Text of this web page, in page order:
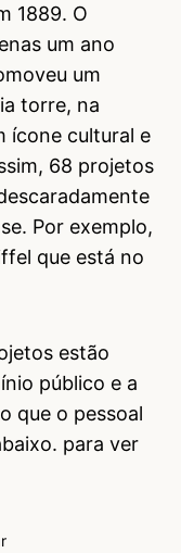
1889. O
um ano
um
torre, na
ícone cultural e
68 projetos
Por exemplo,
que está no
estão
público e a
que o pessoal
para ver